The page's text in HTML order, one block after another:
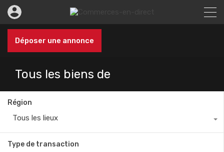
Déposer une annonce
Tous les biens de
Région
Tous les lieux
Type de transaction